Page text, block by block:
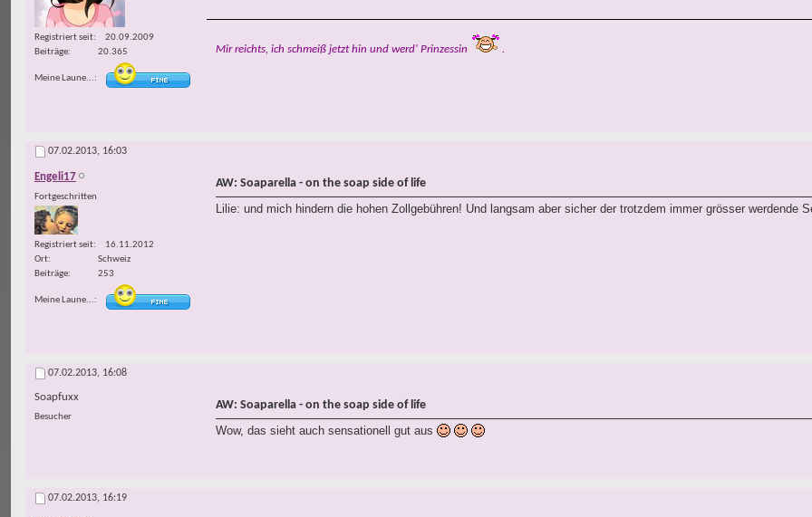
Registriert seit
20.09.2009
Beiträge
20.365
Meine Laune...
Mir reichts, ich schmeiß jetzt hin und werd' Prinzessin .
07.02.2013, 16:03
Engeli17
Fortgeschritten
Registriert seit
16.11.2012
Ort
Schweiz
Beiträge
253
Meine Laune...
AW: Soaparella - on the soap side of life
Lilie: und mich hindern die hohen Zollgebühren! Und langsam aber sicher der trotzdem immer grösser werdende
07.02.2013, 16:08
Soapfuxx
Besucher
AW: Soaparella - on the soap side of life
Wow, das sieht auch sensationell gut aus
07.02.2013, 16:19